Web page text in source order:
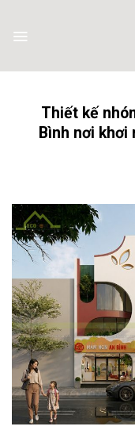
content
Thiết kế
Bình nơi